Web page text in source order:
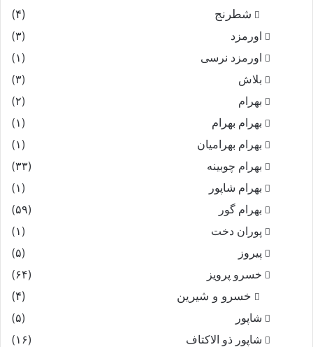
شطرنج
(۴)
اورمزد
(۳)
اورمزد نرسى‏
(۱)
بلاش
(۳)
بهرام
(۲)
بهرام بهرام
(۱)
بهرام بهرامیان‏
(۱)
بهرام چوبینه
(۳۳)
بهرام شاپور
(۱)
بهرام گور
(۵۹)
پوران دخت
(۱)
پیروز
(۵)
خسرو پرویز
(۶۴)
خسرو و شیرین (۴)
شاپور
(۵)
شاپور ذو الاکتاف
(۱۶)